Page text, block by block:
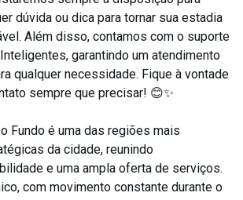
dúvida ou dica para tornar sua estadia
Além disso, contamos com o suporte
garantindo um atendimento
qualquer necessidade. Fique à vontade
sempre que precisar! 😊✨
Fundo é uma das regiões mais
da cidade, reunindo
e uma ampla oferta de serviços.
com movimento constante durante o